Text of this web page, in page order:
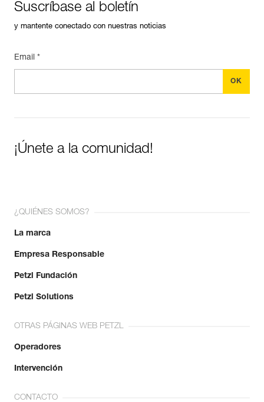
Suscríbase al boletín
y mantente conectado con nuestras noticias
Email *
¡Únete a la comunidad!
¿QUIÉNES SOMOS?
La marca
Empresa Responsable
Petzl Fundación
Petzl Solutions
OTRAS PÁGINAS WEB PETZL
Operadores
Intervención
CONTACTO